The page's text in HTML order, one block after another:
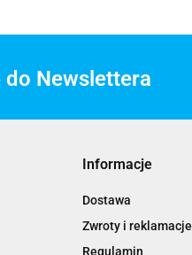
do Newslettera
Informacje
Dostawa
Zwroty i reklamacje
Regulamin